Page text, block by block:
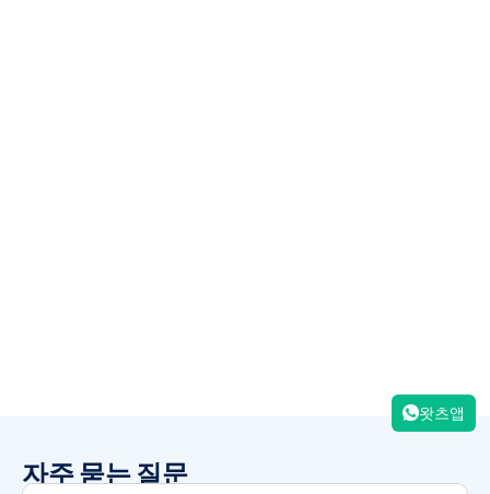
자주 묻는 질문
왓츠앱